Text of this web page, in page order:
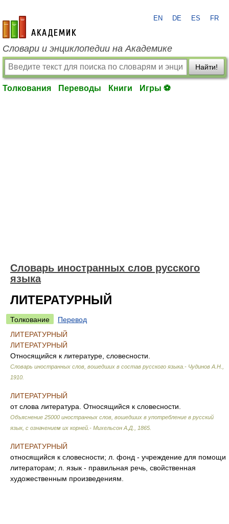
academic.ru
EN DE ES FR
Словари и энциклопедии на Академике
Найти!
Толкования Переводы Книги Игры ⚽
Словарь иностранных слов русского
языка
ЛИТЕРАТУРНЫЙ
Толкование
Перевод
ЛИТЕРАТУРНЫЙ
ЛИТЕРАТУРНЫЙ
Относящийся к литературе, словесности.
Словарь иностранных слов, вошедших в состав русского языка.- Чудинов А.Н.
1910
ЛИТЕРАТУРНЫЙ
от слова литература. Относящийся к словесности.
Объяснение 25000 иностранных слов, вошедших в употребление в русский
язык, с означением их корней.- Михельсон А.Д.
1865
ЛИТЕРАТУРНЫЙ
относящийся к словесности; л. фонд - учреждение для помощи
литераторам; л. язык - правильная речь, свойственная
художественным произведениям.